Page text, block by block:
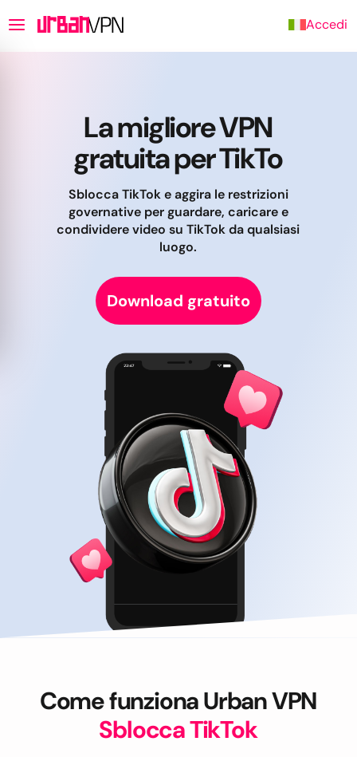
Accedi
La migliore VPN
gratuita per TikTo
Sblocca TikTok e aggira le restrizioni
governative per guardare, caricare e
condividere video su TikTok da qualsiasi
luogo.
Download gratuito
Come funziona Urban VPN
Sblocca TikTok